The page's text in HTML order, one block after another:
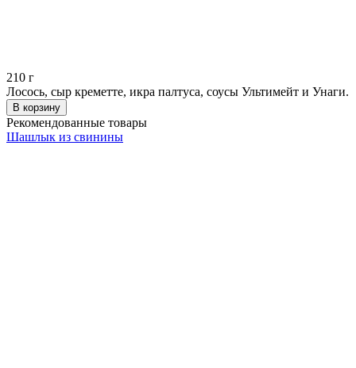
210 г
Лосось, сыр креметте, икра палтуса, соусы Ультимейт и Унаги.
В корзину
Рекомендованные товары
Шашлык из свинины